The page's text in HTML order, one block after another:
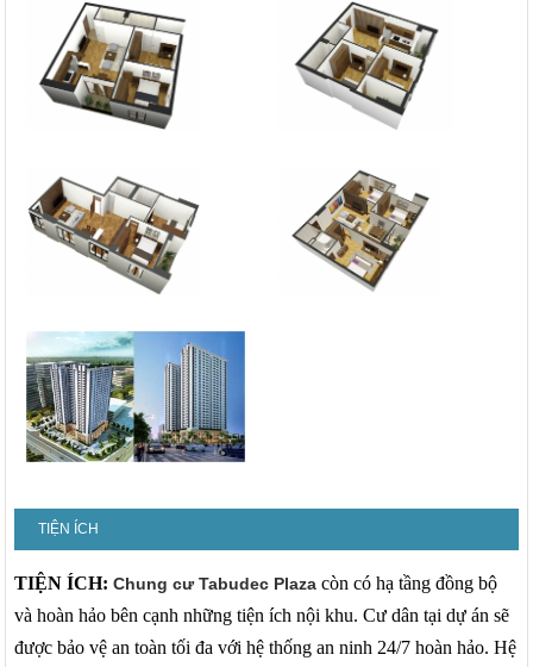
TIỆN ÍCH
TIỆN ÍCH: Chung cư Tabudec Plazacòn có hạ tầng đồng bộ
và hoàn hảo bên cạnh những tiện ích nội khu. Cư dân tại dự án sẽ
được bảo vệ an toàn tối đa với hệ thống an ninh 24/7 hoàn hảo. Hệ